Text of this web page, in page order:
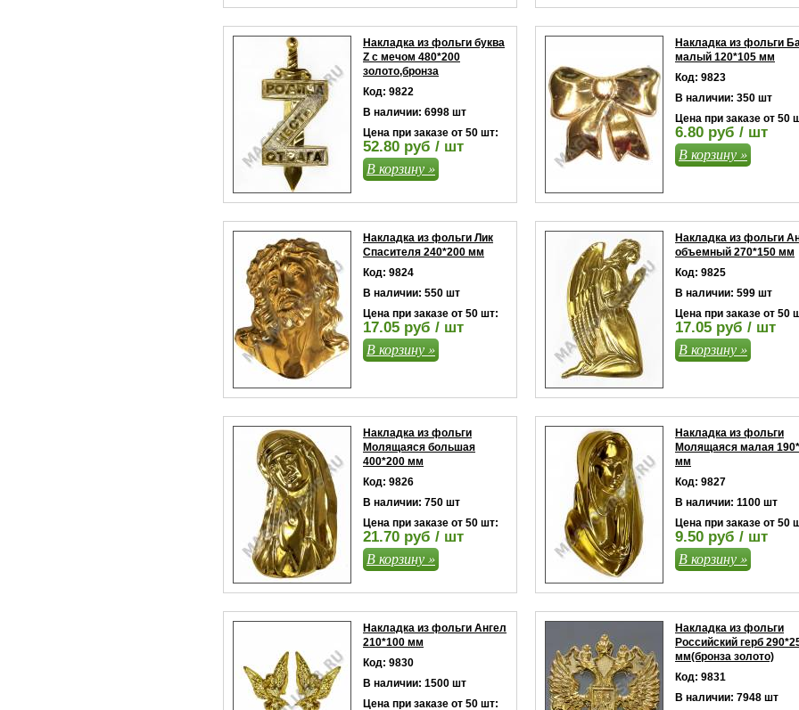
Накладка из фольги буква
Z с мечом 480*200
золото,бронза
Код: 9822
В наличии: 6998 шт
Цена при заказе от 50 шт:
52.80 руб / шт
В корзину »
Накладка из фольги
малый 120*105 мм
Код: 9823
В наличии: 350 шт
Цена при заказе от 50
6.80 руб / шт
В корзину »
Накладка из фольги Лик
Спасителя 240*200 мм
Код: 9824
В наличии: 550 шт
Цена при заказе от 50 шт:
17.05 руб / шт
В корзину »
Накладка из фольги
объемный 270*150 мм
Код: 9825
В наличии: 599 шт
Цена при заказе от 50
17.05 руб / шт
В корзину »
Накладка из фольги
Молящаяся большая
400*200 мм
Код: 9826
В наличии: 750 шт
Цена при заказе от 50 шт:
21.70 руб / шт
В корзину »
Накладка из фольги
Молящаяся малая
мм
Код: 9827
В наличии: 1100 шт
Цена при заказе от 50
9.50 руб / шт
В корзину »
Накладка из фольги Ангел
210*100 мм
Код: 9830
В наличии: 1500 шт
Цена при заказе от 50 шт:
Накладка из фольги
Российский герб
мм(бронза золото)
Код: 9831
В наличии: 7948 шт